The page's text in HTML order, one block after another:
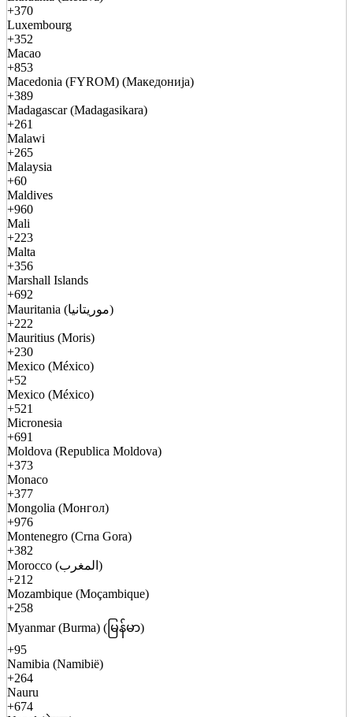
+370
Luxembourg
+352
Macao
+853
Macedonia (FYROM) (Македонија)
+389
Madagascar (Madagasikara)
+261
Malawi
+265
Malaysia
+60
Maldives
+960
Mali
+223
Malta
+356
Marshall Islands
+692
Mauritania (موريتانيا)
+222
Mauritius (Moris)
+230
Mexico (México)
+52
Mexico (México)
+521
Micronesia
+691
Moldova (Republica Moldova)
+373
Monaco
+377
Mongolia (Монгол)
+976
Montenegro (Crna Gora)
+382
Morocco (المغرب)
+212
Mozambique (Moçambique)
+258
Myanmar (Burma) (မြန်မာ)
+95
Namibia (Namibië)
+264
Nauru
+674